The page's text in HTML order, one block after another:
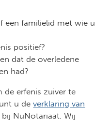
een familielid met wie u
positief?
dat de overledene
had?
de erfenis zuiver te
u deverklaring van
bij NuNotariaat. Wij